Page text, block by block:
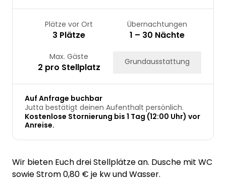
Plätze vor Ort
3 Plätze
Übernachtungen
1 – 30 Nächte
Max. Gäste
2 pro Stellplatz Grundausstattung
Auf Anfrage buchbar
Jutta bestätigt deinen Aufenthalt persönlich.
Kostenlose Stornierung bis 1 Tag (12:00 Uhr) vor
Anreise.
Wir bieten Euch drei Stellplätze an. Dusche mit WC
sowie Strom 0,80 € je kw und Wasser.